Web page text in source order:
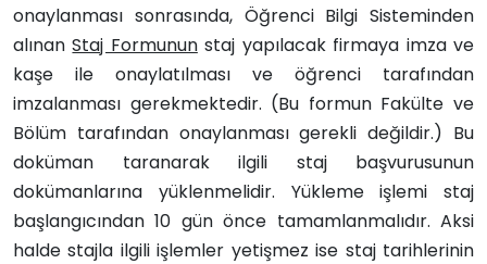
onaylanması sonrasında, Öğrenci Bilgi Sisteminden
alınanStaj Formunun staj yapılacak firmaya imza ve
kaşe ile onaylatılması ve öğrenci tarafından
imzalanması gerekmektedir. (Bu formun Fakülte ve
Bölüm tarafından onaylanması gerekli değildir.) Bu
doküman taranarak ilgili staj başvurusunun
dokümanlarına yüklenmelidir. Yükleme işlemi staj
başlangıcından 10 gün önce tamamlanmalıdır. Aksi
halde stajla ilgili işlemler yetişmez ise staj tarihlerinin